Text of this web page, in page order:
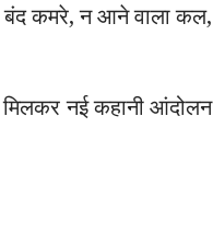
बंद कमरे, न आने वाला कल,
नई कहानी आंदोलन